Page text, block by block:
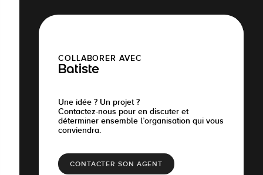
COLLABORER AVEC
Batiste
Une idée ? Un projet ?
Contactez-nous pour en discuter et
déterminer ensemble l’organisation qui vous
conviendra.
CONTACTER SON AGENT